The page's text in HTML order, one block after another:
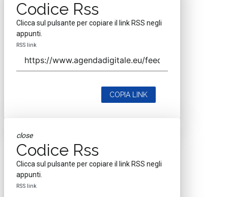
Codice Rss
Clicca sul pulsante per copiare il link RSS negli
appunti.
RSS link
COPIA LINK
close
Codice Rss
Clicca sul pulsante per copiare il link RSS negli
appunti.
RSS link